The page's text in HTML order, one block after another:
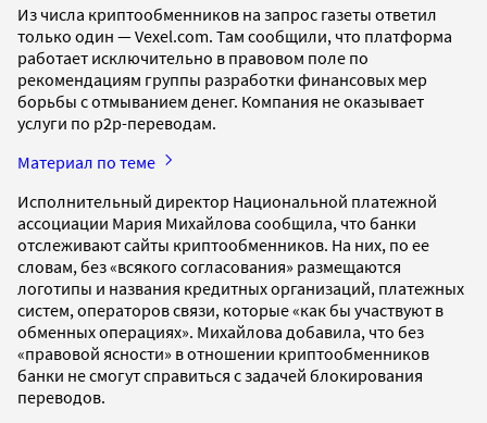
Из числа криптообменников на запрос газеты ответил
только один — Vexel.com. Там сообщили, что платформа
работает исключительно в правовом поле по
рекомендациям группы разработки финансовых мер
борьбы с отмыванием денег. Компания не оказывает
услуги по p2p-переводам.
Материал по теме
Исполнительный директор Национальной платежной
ассоциации Мария Михайлова сообщила, что банки
отслеживают сайты криптообменников. На них, по ее
словам, без «всякого согласования» размещаются
логотипы и названия кредитных организаций, платежных
систем, операторов связи, которые «как бы участвуют в
обменных операциях». Михайлова добавила, что без
«правовой ясности» в отношении криптообменников
банки не смогут справиться с задачей блокирования
переводов.